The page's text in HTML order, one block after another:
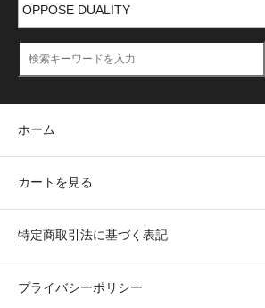
ホーム
カートを見る
特定商取引法に基づく表記
プライバシーポリシー